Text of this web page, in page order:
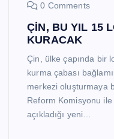
0 Comments
ÇİN, BU YIL 15
KURACAK
Çin, ülke çapında bir
kurma çabası
merkezi oluşturmaya
Reform Komisyonu ile
açıkladığı yeni…